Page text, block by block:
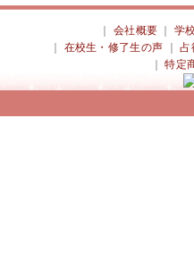
会社概要 ｜学
在校生・修了生の声 ｜占
｜特定